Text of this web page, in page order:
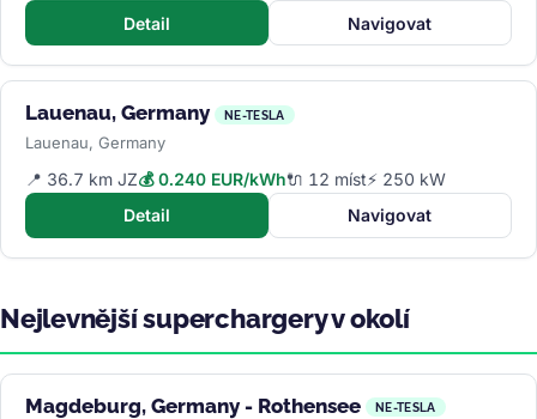
Detail
Navigovat
Lauenau, Germany NE-TESLA
Lauenau, Germany
📍 36.7 km JZ💰 0.240 EUR/kWh🔌 12 míst⚡ 250 kW
Detail
Navigovat
Nejlevnější superchargery v okolí
Magdeburg, Germany - Rothensee NE-TESLA